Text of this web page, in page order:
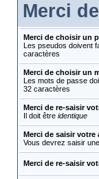
Merci
Merci de choisir un
Les pseudos doivent
caractères
Merci de choisir un
Les mots de passe
32 caractères
Merci de re-saisir
Il doit être identique
Merci de saisir votre
Vous devrez saisir
Merci de re-saisir